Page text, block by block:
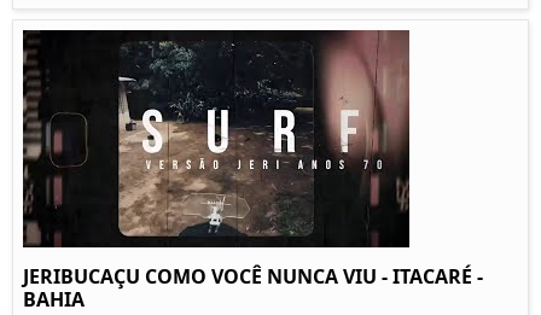
JERIBUCAÇU COMO VOCÊ NUNCA VIU - ITACARÉ -
BAHIA